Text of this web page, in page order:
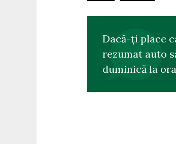
Dacă-ți place
rezumat auto
duminică la